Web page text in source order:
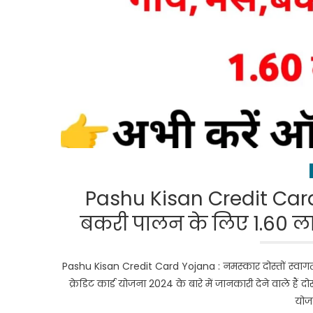
Pashu Kisan Credit
बकरी पालन के लिए
Pashu Kisan Credit Card Yojana : नमस्कार दोस्तों
क्रेडिट कार्ड योजना 2024 के बारे में जानकारी देने वाले